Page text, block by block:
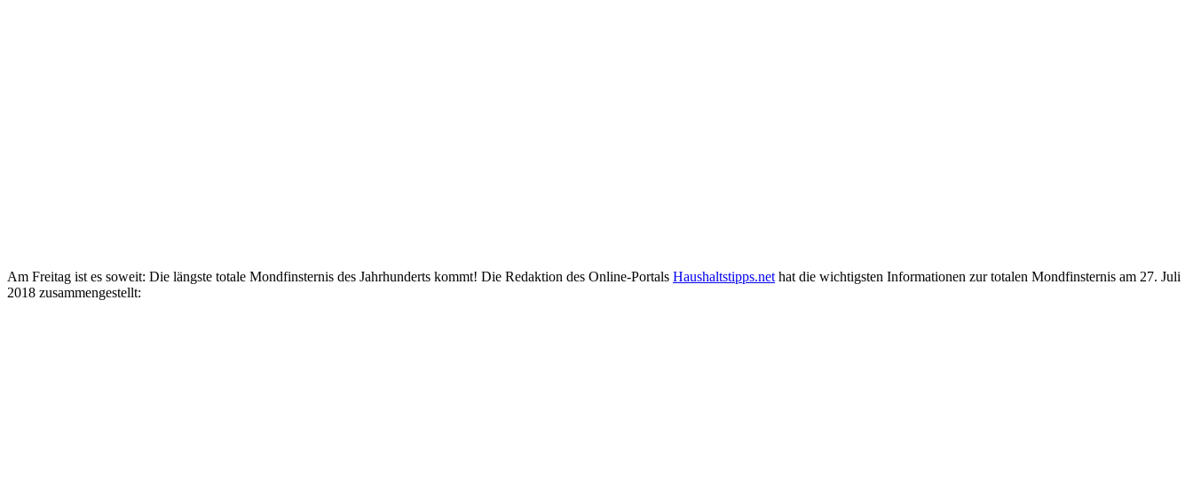
Am Freitag ist es soweit: Die längste totale Mondfinsternis des Jahrhunderts kommt! Die Redaktion des Online-Portals Haushaltstipps.net hat die wichtigsten Informationen zur totalen Mondfinsternis am 27. Juli
2018 zusammengestellt: